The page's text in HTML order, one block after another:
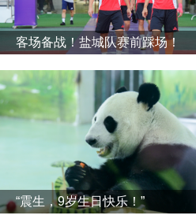
客场备战！盐城队赛前踩场！
“震生，9岁生日快乐！”